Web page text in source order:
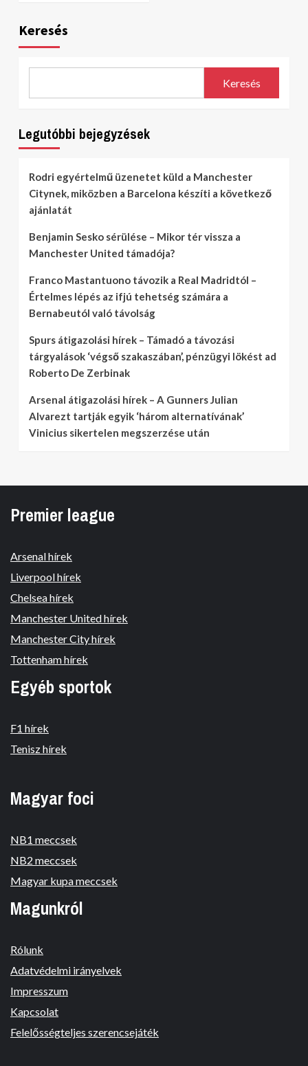
Keresés
Keresés
Legutóbbi bejegyzések
Rodri egyértelmű üzenetet küld a Manchester
Citynek, miközben a Barcelona készíti a következő
ajánlatát
Benjamin Sesko sérülése – Mikor tér vissza a
Manchester United támadója?
Franco Mastantuono távozik a Real Madridtól –
Értelmes lépés az ifjú tehetség számára a
Bernabeutól való távolság
Spurs átigazolási hírek – Támadó a távozási
tárgyalások ‘végső szakaszában’, pénzügyi lökést ad
Roberto De Zerbinak
Arsenal átigazolási hírek – A Gunners Julian
Alvarezt tartják egyik ‘három alternatívának’
Vinicius sikertelen megszerzése után
Premier league
Arsenal hírek
Liverpool hírek
Chelsea hírek
Manchester United hírek
Manchester City hírek
Tottenham hírek
Egyéb sportok
F1 hírek
Tenisz hírek
Magyar foci
NB1 meccsek
NB2 meccsek
Magyar kupa meccsek
Magunkról
Rólunk
Adatvédelmi irányelvek
Impresszum
Kapcsolat
Felelősségteljes szerencsejáték